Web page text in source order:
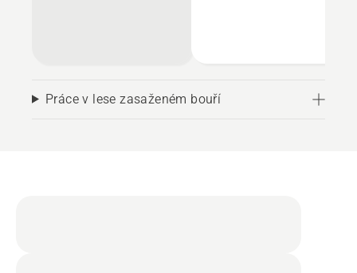
Práce v lese zasaženém bouří